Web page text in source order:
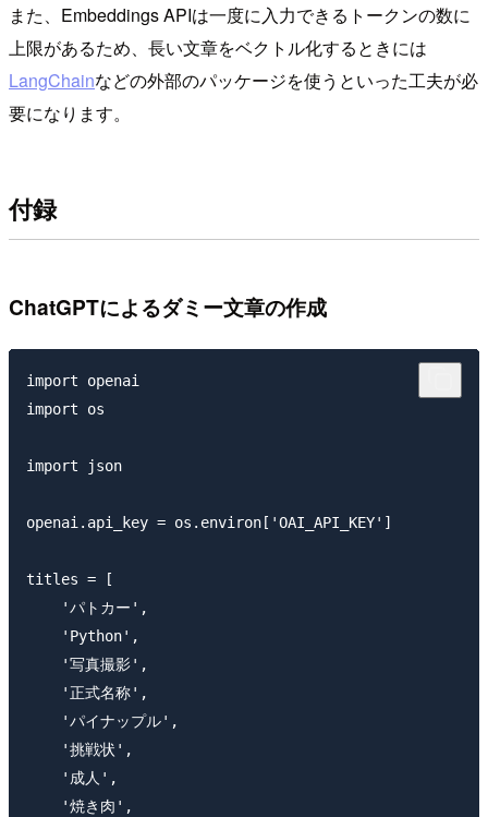
また、Embeddings APIは一度に入力できるトークンの数に
上限があるため、長い文章をベクトル化するときには
LangChainなどの外部のパッケージを使うといった工夫が必
要になります。
付録
ChatGPTによるダミー文章の作成
import openai
import os
import json
openai.api_key = os.environ['OAI_API_KEY']
titles = [
    'パトカー',
    'Python',
    '写真撮影',
    '正式名称',
    'パイナップル',
    '挑戦状',
    '成人',
    '焼き肉',